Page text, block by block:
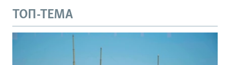
ТОП-ТЕМА